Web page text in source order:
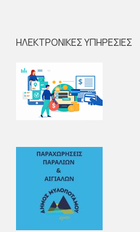
ΗΛΕΚΤΡΟΝΙΚΕΣ ΥΠΗΡΕΣΙΕΣ